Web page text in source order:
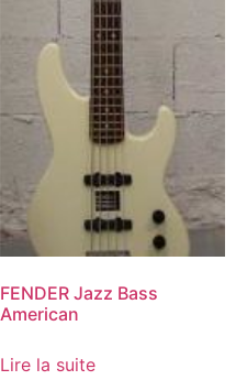
FENDER Jazz Bass
American
Lire la suite